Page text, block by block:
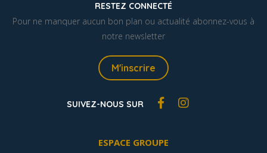
RESTEZ CONNECTÉ
Pour ne manquer aucun bon plan ou actualité abonnez-vous à
notre newsletter
M'inscrire
SUIVEZ-NOUS SUR
ESPACE GROUPE